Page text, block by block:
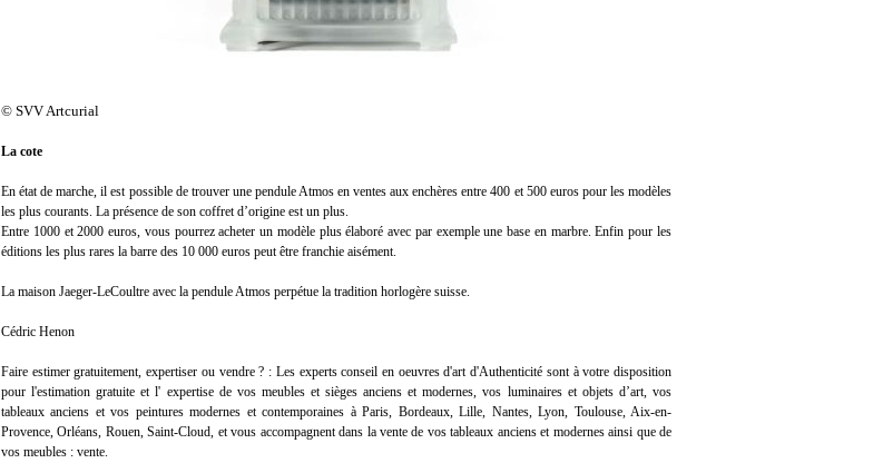
© SVV Artcurial
La cote
En état de marche, il est possible de trouver une pendule Atmos en ventes aux enchères entre 400 et 500 euros pour les modèles
les plus courants. La présence de son coffret d’origine est un plus.
Entre 1000 et 2000 euros, vous pourrez acheter un modèle plus élaboré avec par exemple une base en marbre. Enfin pour les
éditions les plus rares la barre des 10 000 euros peut être franchie aisément.
La maison Jaeger-LeCoultre avec la pendule Atmos perpétue la tradition horlogère suisse.
Cédric Henon
Faire estimer gratuitement, expertiser ou vendre ? : Les experts conseil en oeuvres d'art d'Authenticité sont à votre disposition
pour l'estimation gratuiteet l' expertisede vos meubles et sièges anciens et modernes, vos luminaires et objets d’art, vos
tableaux anciens et vos peintures modernes et contemporaines à Paris, Bordeaux, Lille, Nantes, Lyon, Toulouse, Aix-en-
Provence, Orléans, Rouen, Saint-Cloud, et vous accompagnent dans la vente de vos tableaux anciens et modernes ainsi que de
vos meubles : vente.